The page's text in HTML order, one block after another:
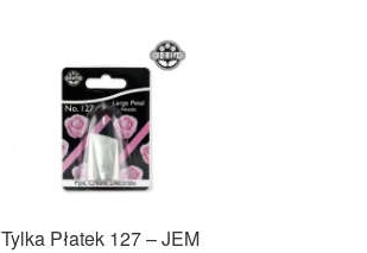
Tylka Płatek 127 – JEM